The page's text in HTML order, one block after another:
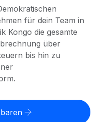
für Niederlassungen
mit Freelancer:innen
von
Aufgaben
Bundesstaaten
für wachsende
berechnen
des
der
Freelancer:innen
für dein Team in
Kongo die gesamte
über
bis hin zu